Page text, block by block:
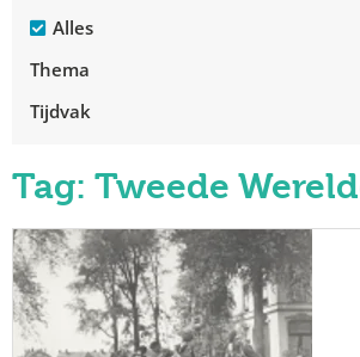
Alles
Thema
Tijdvak
Tag: Tweede